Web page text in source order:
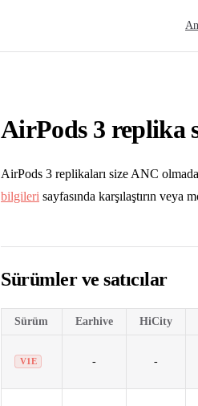
AirPods 3 replika
AirPods 3 replikaları size ANC
bilgileri sayfasında karşılaştırın veya
Sürümler ve satıcılar
Sürüm Earhive HiCity
V1E - -